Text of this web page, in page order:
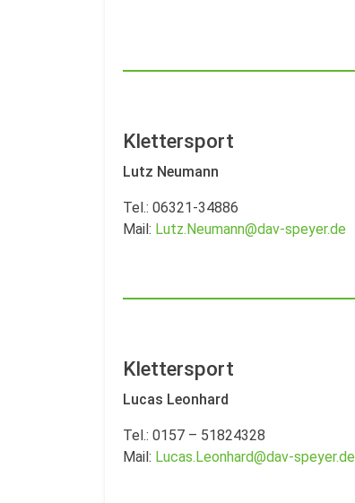
Klettersport
Lutz Neumann
Tel.: 06321-34886
Mail: Lutz.Neumann@dav-speyer.de
Klettersport
Lucas Leonhard
Tel.: 0157 – 51824328
Mail: Lucas.Leonhard@dav-speyer.de